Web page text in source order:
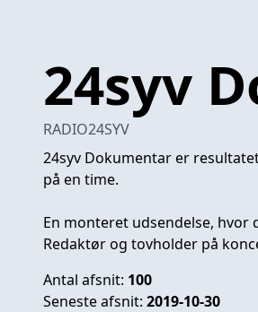
24syv
RADIO24SYV
24syv Dokumentar er
på en time.
En monteret udsendelse, hvor
Redaktør og tovholder på
Antal afsnit: 100
Seneste afsnit: 2019-10-30